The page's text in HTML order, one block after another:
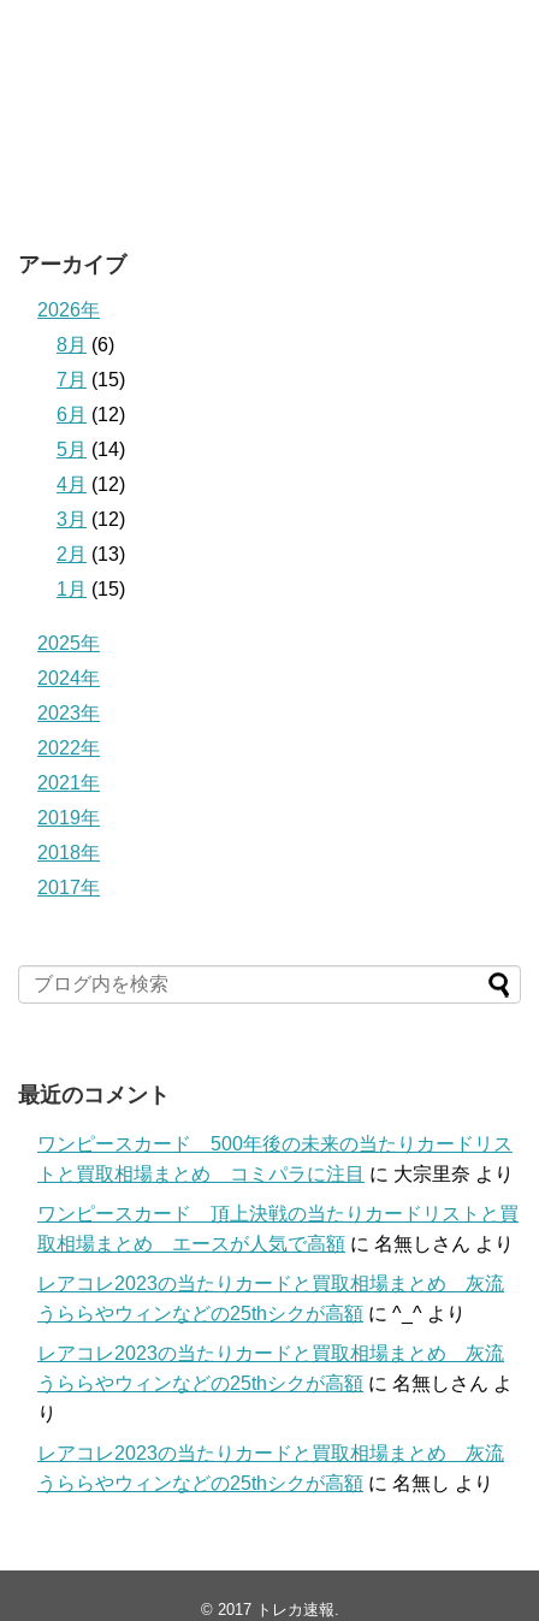
アーカイブ
2026年
8月 (6)
7月 (15)
6月 (12)
5月 (14)
4月 (12)
3月 (12)
2月 (13)
1月 (15)
2025年
2024年
2023年
2022年
2021年
2019年
2018年
2017年
最近のコメント
ワンピースカード 500年後の未来の当たりカードリス
トと買取相場まとめ コミパラに注目 に 大宗里奈 より
ワンピースカード 頂上決戦の当たりカードリストと買
取相場まとめ エースが人気で高額 に 名無しさん より
レアコレ2023の当たりカードと買取相場まとめ 灰流
うららやウィンなどの25thシクが高額 に ^_^ より
レアコレ2023の当たりカードと買取相場まとめ 灰流
うららやウィンなどの25thシクが高額 に 名無しさん よ
り
レアコレ2023の当たりカードと買取相場まとめ 灰流
うららやウィンなどの25thシクが高額 に 名無し より
© 2017 トレカ速報.